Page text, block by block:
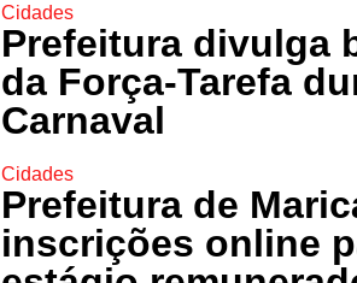
Cidades
Prefeitura divulga
da Força-Tarefa
Carnaval
Cidades
Prefeitura de
inscrições online